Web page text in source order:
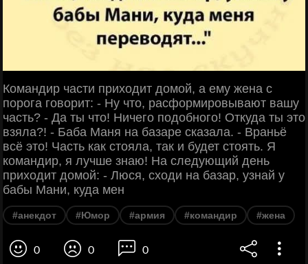
Командир части приходит домой, а ему жена с
порога говорит: - Ну что, расформировывают вашу
часть? - Да ты что! Ничего подобного! Откуда ты это
взяла?! - Баба Маня на базаре сказала. - Враньё
всё это! Часть как стояла, так и будет стоять. Я
командир, я лучше знаю! На следующий день
приходит домой: - Люся, сходи на базар, узнай у
бабы Мани, куда мен
#анекдот #Юмор #армия #командир #жена
0 0 0